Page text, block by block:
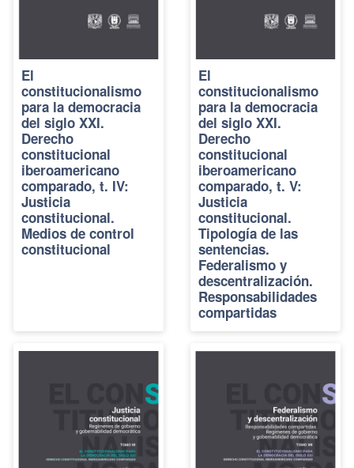
El
constitucionalismo
para la democracia
del siglo XXI.
Derecho
constitucional
iberoamericano
comparado, t. IV:
Justicia
constitucional.
Medios de control
constitucional
El
constitucionalismo
para la democracia
del siglo XXI.
Derecho
constitucional
iberoamericano
comparado, t. V:
Justicia
constitucional.
Tipología de las
sentencias.
Federalismo y
descentralización.
Responsabilidades
compartidas